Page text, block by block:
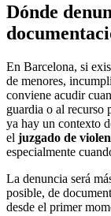
Dónde
En Barcelona, si
de menores,
conviene acudir
guardia o al recurso
ya hay un contexto
el juzgado de
especialmente
La denuncia será
posible, de
desde el primer